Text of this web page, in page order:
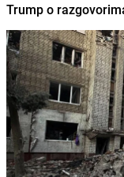
Trump o